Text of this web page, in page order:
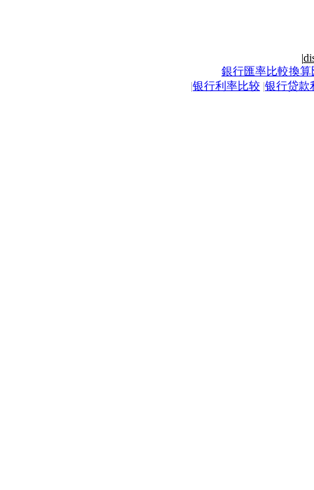
|
銀行匯率比較換算
|银行利率比较 |银行贷款